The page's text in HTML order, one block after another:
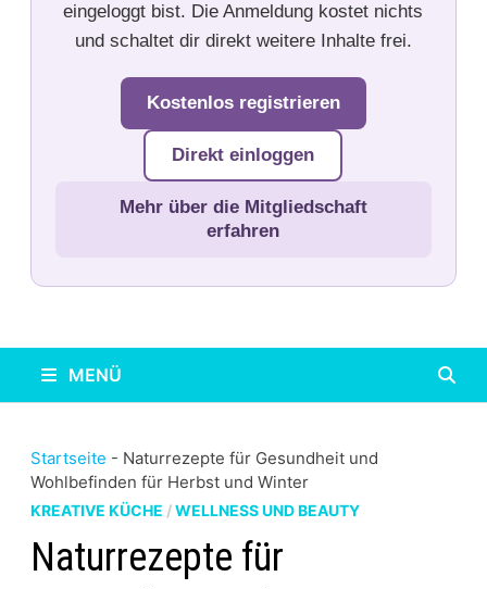
eingeloggt bist. Die Anmeldung kostet nichts
und schaltet dir direkt weitere Inhalte frei.
Kostenlos registrieren
Direkt einloggen
Mehr über die Mitgliedschaft
erfahren
MENÜ
Startseite - Naturrezepte für Gesundheit und
Wohlbefinden für Herbst und Winter
KREATIVE KÜCHE /WELLNESS UND BEAUTY
Naturrezepte für